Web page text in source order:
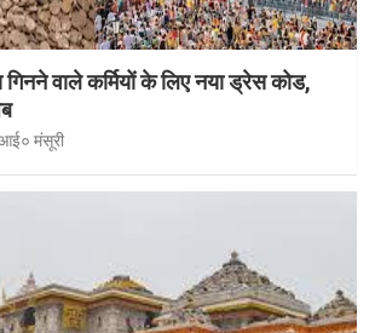
गिनने वाले कर्मियों के लिए नया ड्रेस कोड,
मंसूरी